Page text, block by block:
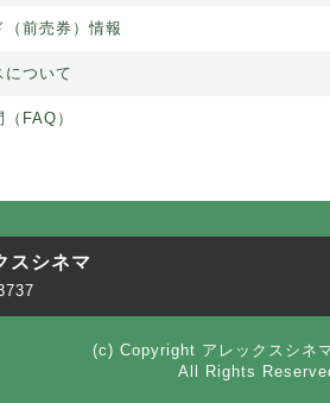
（前売券）情報
について
FAQ）
スシネマ
(c) Copyright アレックスシネ
All Rights